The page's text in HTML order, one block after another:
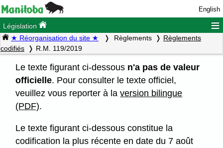
English
Législation ≡
★ Réorganisation du site ★ Règlements
Règlements
codifiés
R.M. 119/2019
Le texte figurant ci-dessous n'a pas de valeur
officielle. Pour consulter le texte officiel,
veuillez vous reporter à laversion bilingue
(PDF).
Le texte figurant ci-dessous constitue la
codification la plus récente en date du 7 août